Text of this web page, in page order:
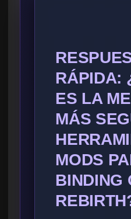
RÁPIDA:
ES LA
MÁS
MODS
BINDING